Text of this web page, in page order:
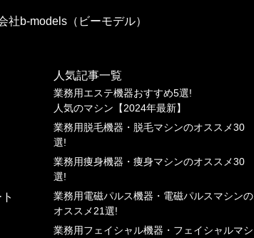
社b-models（ビーモデル）
人気記事一覧
業務⽤エステ機器おすすめ5選!
⼈気のマシン【2024年最新】
業務⽤脱⽑機器・脱⽑マシンのオススメ30
選!
業務⽤痩⾝機器・痩⾝マシンのオススメ30
選!
業務⽤電磁パルス機器・電磁パルスマシンの
オススメ21選!
業務⽤フェイシャル機器・フェイシャルマシ